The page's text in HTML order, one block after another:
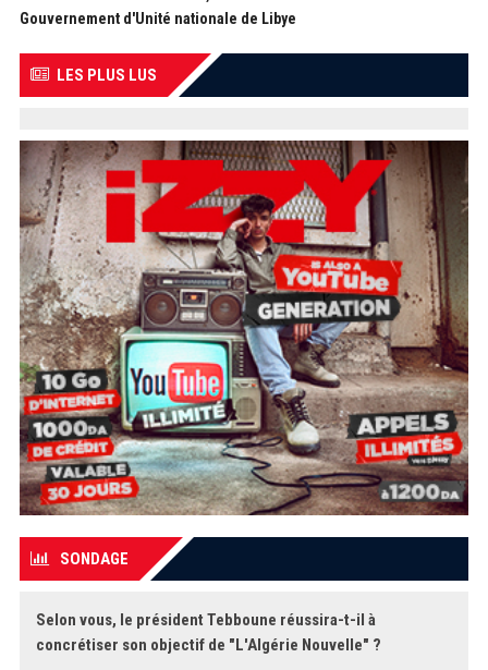
Gouvernement d'Unité nationale de Libye
LES PLUS LUS
SONDAGE
Selon vous, le président Tebboune réussira-t-il à
concrétiser son objectif de "L'Algérie Nouvelle" ?